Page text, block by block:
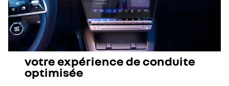
votre expérience de conduite
optimisée